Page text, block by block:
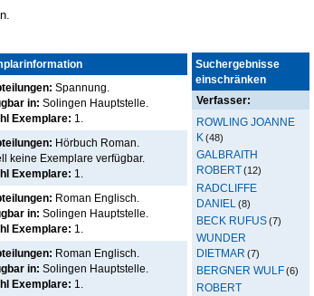
Suchergebnisse
einschränken
Verfasser:
ROWLING JOANNE
K (48)
GALBRAITH
ROBERT(12)
RADCLIFFE
DANIEL (8)
BECK RUFUS(7)
WUNDER
DIETMAR (7)
BERGNER WULF(6)
ROBERT
Spannung.
in: Solingen Hauptstelle
Exemplare: 1.
Hörbuch Roman.
keine Exemplare verfügbar.
Exemplare: 1.
Roman Englisch.
in: Solingen Hauptstelle
Exemplare: 1.
Roman Englisch.
in: Solingen Hauptstelle
Exemplare: 1.